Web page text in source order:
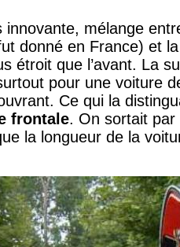
innovante, mélange
donné en France) et
étroit que l’avant. La
pour une voiture
Ce qui la
frontale. On sortait par
la longueur de la